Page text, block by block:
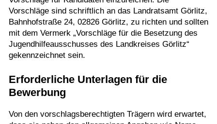
Vorschläge sind schriftlich an das Landratsamt Görlitz,
Bahnhofstraße 24, 02826 Görlitz, zu richten und sollten
mit dem Vermerk „Vorschläge für die Besetzung des
Jugendhilfeausschusses des Landkreises Görlitz“
gekennzeichnet sein.
Erforderliche Unterlagen für die
Bewerbung
Von den vorschlagsberechtigten Trägern wird erwartet,